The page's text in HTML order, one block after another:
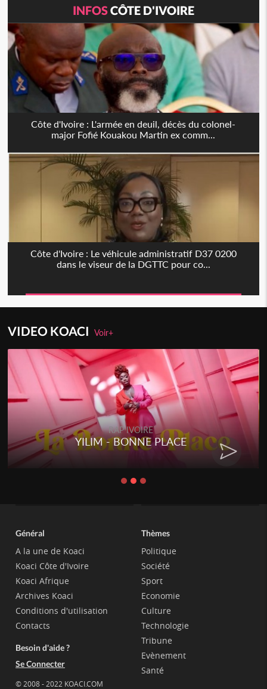
INFOSCÔTE D'IVOIRE
Côte d'Ivoire : L'armée en deuil, décès du colonel-
major Fofié Kouakou Martin ex comm...
Côte d'Ivoire : Le véhicule administratif D37 0200
dans le viseur de la DGTTC pour co...
VIDEO KOACIVoir+
RAP IVOIRE
YILIM - BONNE PLACE
Général
A la une de Koaci
Koaci Côte d'Ivoire
Koaci Afrique
Archives Koaci
Conditions d'utilisation
Contacts
Besoin d'aide ?
Se Connecter
© 2008 - 2022 KOACI.COM
Thèmes
Politique
Société
Sport
Economie
Culture
Technologie
Tribune
Evènement
Santé